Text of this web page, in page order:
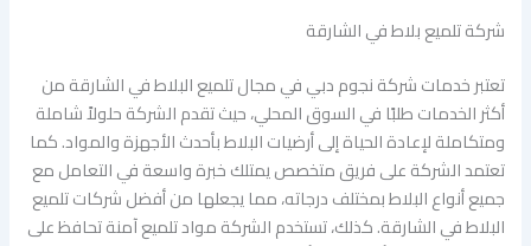
شركة تلميع بلاط في الشارقة
تعتبر خدمات شركة نجوم دبي في مجال تلميع البلاط في الشارقة من
أكثر الخدمات طلبًا في السوق المحلي، حيث تقدم الشركة حلولاً شاملة
ومتكاملة لإعادة الحياة إلى أرضيات البلاط بأحدث الأجهزة والمواد. كما
تعتمد الشركة على فريق متخصص يمتلك خبرة واسعة في التعامل مع
جميع أنواع البلاط بمختلف درجاته، مما يجعلها من أفضل شركات تلميع
البلاط في الشارقة. كذلك، تستخدم الشركة مواد تلميع آمنة تحافظ على